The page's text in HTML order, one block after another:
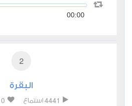
00:00
2
البقرة
4441 استماع 0